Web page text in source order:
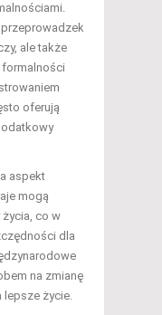
przeprowadzek
ale także
formalności
oferują
aspekt
mogą
co w
dla
na zmianę
lepsze życie.